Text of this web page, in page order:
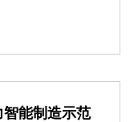
智能制造示范